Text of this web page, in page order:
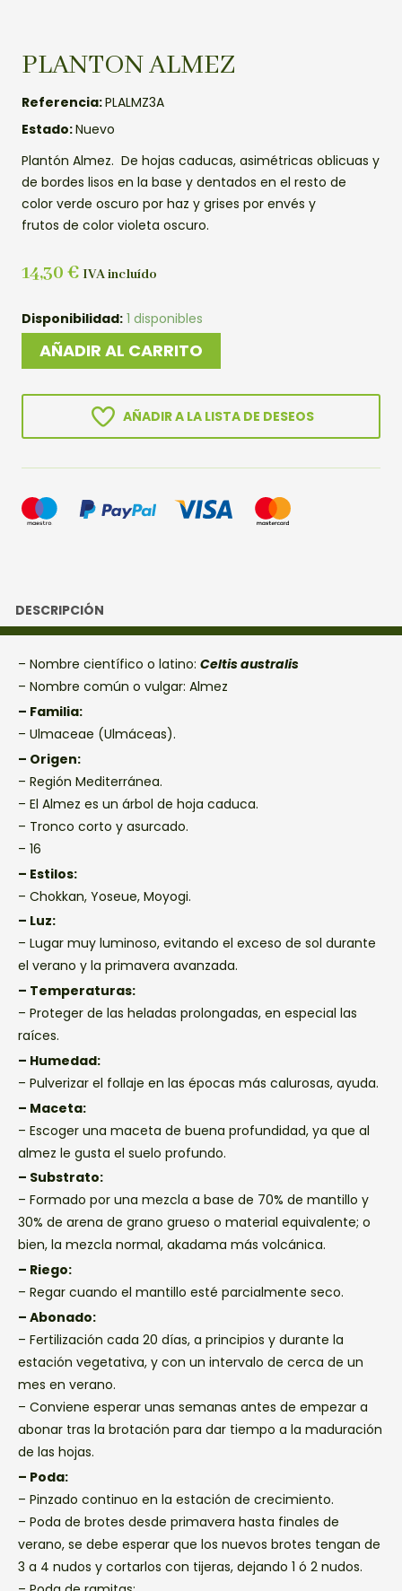
PLANTON ALMEZ
Referencia:PLALMZ3A
Estado:Nuevo
Plantón Almez. De hojas caducas, asimétricas oblicuas y
de bordes lisos en la base y dentados en el resto de
color verde oscuro por haz y grises por envés y
frutos de color violeta oscuro.
14,30 € IVA incluído
Disponibilidad: 1 disponibles
PLANTON
ALMEZ
AÑADIR AL CARRITO
AÑADIR A LA LISTA DE DESEOS
DESCRIPCIÓN
– Nombre científico o latino: Celtis australis
– Nombre común o vulgar: Almez
– Familia:
– Ulmaceae (Ulmáceas).
– Origen:
– Región Mediterránea.
– El Almez es un árbol de hoja caduca.
– Tronco corto y asurcado.
– 16
– Estilos:
– Chokkan, Yoseue, Moyogi.
– Luz:
– Lugar muy luminoso, evitando el exceso de sol durante
el verano y la primavera avanzada.
– Temperaturas:
– Proteger de las heladas prolongadas, en especial las
raíces.
– Humedad:
– Pulverizar el follaje en las épocas más calurosas, ayuda.
– Maceta:
– Escoger una maceta de buena profundidad, ya que al
almez le gusta el suelo profundo.
– Substrato:
– Formado por una mezcla a base de 70% de mantillo y
30% de arena de grano grueso o material equivalente; o
bien, la mezcla normal, akadama más volcánica.
– Riego:
– Regar cuando el mantillo esté parcialmente seco.
– Abonado:
– Fertilización cada 20 días, a principios y durante la
estación vegetativa, y con un intervalo de cerca de un
mes en verano.
– Conviene esperar unas semanas antes de empezar a
abonar tras la brotación para dar tiempo a la maduración
de las hojas.
– Poda:
– Pinzado continuo en la estación de crecimiento.
– Poda de brotes desde primavera hasta finales de
verano, se debe esperar que los nuevos brotes tengan de
3 a 4 nudos y cortarlos con tijeras, dejando 1 ó 2 nudos.